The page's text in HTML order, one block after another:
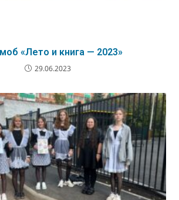
«Лето и книга — 2023»
29.06.2023